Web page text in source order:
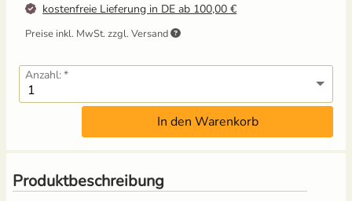
kostenfreie Lieferung in DE ab 100,00 €
Preise inkl. MwSt. zzgl. Versand
Anzahl:
In den Warenkorb
Produktbeschreibung
Mangold
Möhren
Pastinake
Russische Tomaten
Tomaten für Tomatenhaus
Tomatensamen Set